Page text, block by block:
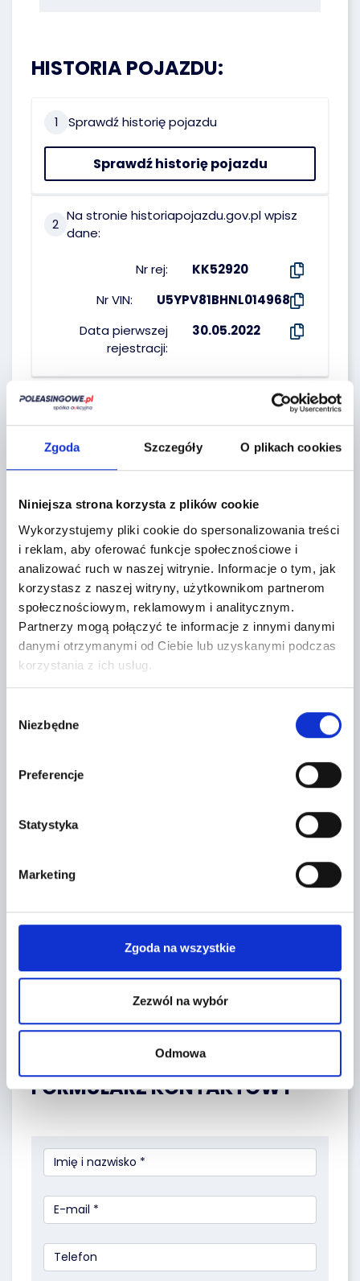
Zgoda Szczegóły O plikach cookies
Niniejsza strona korzysta z plików cookie
Wykorzystujemy pliki cookie do spersonalizowania treści
i reklam, aby oferować funkcje społecznościowe i
analizować ruch w naszej witrynie. Informacje o tym, jak
korzystasz z naszej witryny, użytkownikom partnerom
społecznościowym, reklamowym i analitycznym.
Partnerzy mogą połączyć te informacje z innymi danymi
danymi otrzymanymi od Ciebie lub uzyskanymi podczas
korzystania z ich usług.
zgody
Niezbędne
Preferencje
Statystyka
Marketing
Zgoda na wszystkie
Zezwól na wybór
Odmowa
HISTORIA POJAZDU:
1 Sprawdź historię pojazdu
Sprawdź historię pojazdu
2
Na stronie historiapojazdu.gov.pl wpisz
dane:
Nr rej:
KK52920
Nr VIN:
U5YPV81BHNL014968
Data pierwszej
rejestracji:
30.05.2022
WŁAŚCICIEL :
Regulaminy sprzedawcy
Lokalizacja:
Lipowa 2
Leaflet|©OpenStreetMapcontributors
FORMULARZ KONTAKTOWY